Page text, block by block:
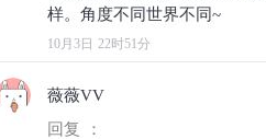
10月3日 22时51分
薇薇VV
回复 ：